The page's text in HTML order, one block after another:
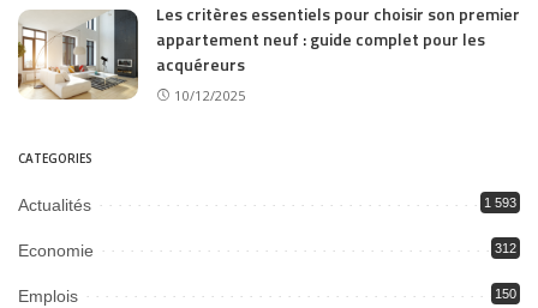
Les critères essentiels pour choisir son premier
appartement neuf : guide complet pour les
acquéreurs
10/12/2025
CATEGORIES
Actualités 1 593
Economie 312
Emplois 150